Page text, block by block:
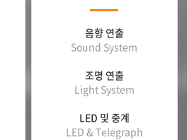
음향 연출
Sound System
조명 연출
Light System
LED 및 중계
LED & Telegraph